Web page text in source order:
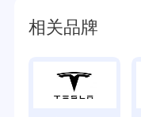
相关品牌